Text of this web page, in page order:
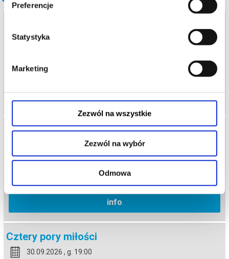
Preferencje
Statystyka
Marketing
Zezwól na wszystkie
Zezwól na wybór
Odmowa
29.09.2026 , g. 19:00
Teatr Polski im. Arnolda Szyfmana...
Cztery pory miłości
30.09.2026 , g. 12:00
Warszawa
Teatr Polski im. Arnolda Szyfmana...
info
Cztery pory miłości
30.09.2026 , g. 19:00